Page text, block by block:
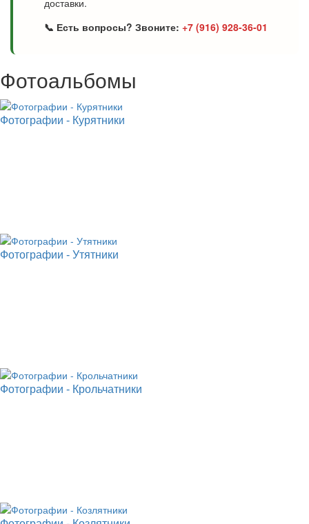
доставки.
📞 Есть вопросы? Звоните: +7 (916) 928-36-01
Фотоальбомы
Фотографии - Курятники
Фотографии - Утятники
Фотографии - Крольчатники